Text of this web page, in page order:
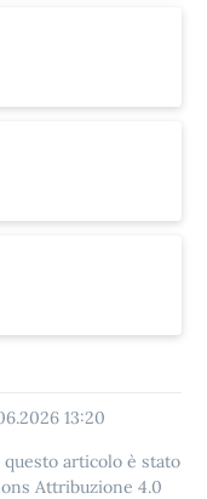
13:20
articolo è stato
Attribuzione 4.0